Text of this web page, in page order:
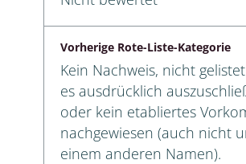
Vorherige Rote-Liste-Kategorie
Kein Nachweis, nicht
es ausdrücklich
oder kein etabliertes
nachgewiesen (auch nicht
einem anderen Namen).